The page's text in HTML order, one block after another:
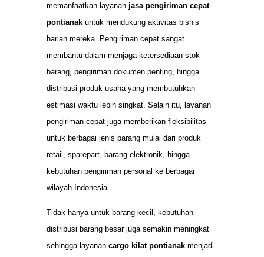
memanfaatkan layanan jasa pengiriman cepat
pontianak untuk mendukung aktivitas bisnis
harian mereka. Pengiriman cepat sangat
membantu dalam menjaga ketersediaan stok
barang, pengiriman dokumen penting, hingga
distribusi produk usaha yang membutuhkan
estimasi waktu lebih singkat. Selain itu, layanan
pengiriman cepat juga memberikan fleksibilitas
untuk berbagai jenis barang mulai dari produk
retail, sparepart, barang elektronik, hingga
kebutuhan pengiriman personal ke berbagai
wilayah Indonesia.
Tidak hanya untuk barang kecil, kebutuhan
distribusi barang besar juga semakin meningkat
sehingga layanan cargo kilat pontianak menjadi